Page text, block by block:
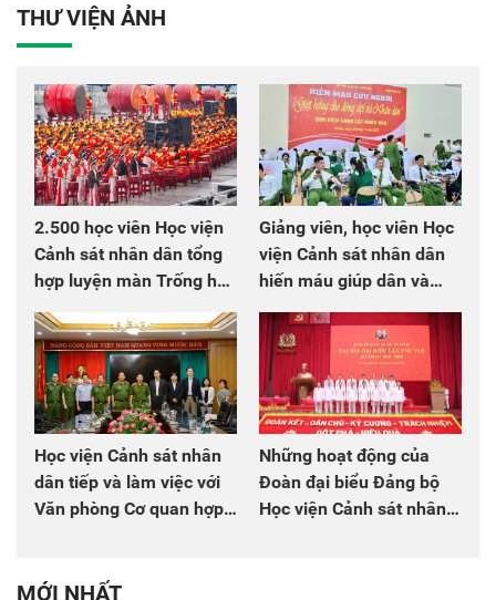
THƯ VIỆN ẢNH
2.500 học viên Học viện
Cảnh sát nhân dân tổng
hợp luyện màn Trống hội
chào mừng Đại hội Đảng
Giảng viên, học viên Học
viện Cảnh sát nhân dân
hiến máu giúp dân và
đồng đội
Học viện Cảnh sát nhân
dân tiếp và làm việc với
Văn phòng Cơ quan hợp
Những hoạt động của
Đoàn đại biểu Đảng bộ
Học viện Cảnh sát nhân
MỚI NHẤT